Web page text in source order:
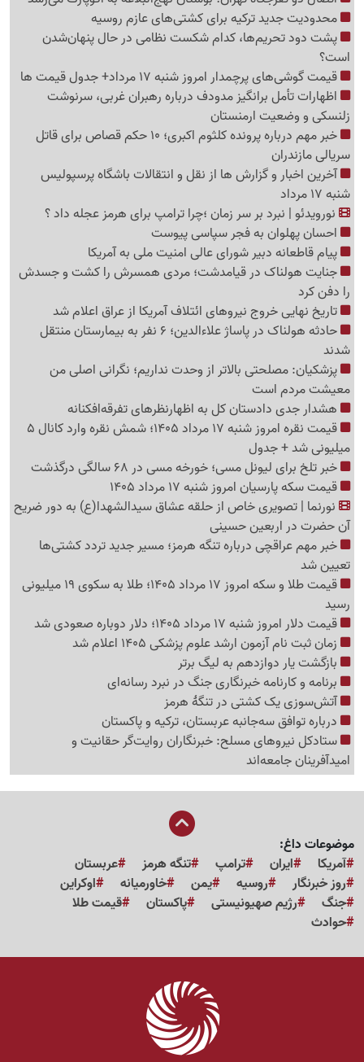
محدودیت جدید ترکیه برای کشتی‌های عازم روسیه
پشت دود تحریم‌ها، کدام شکست نظامی در حال پنهان‌شدن
است؟
قیمت گوشی‌های پرچمدار امروز شنبه 17 مرداد+ جدول قیمت ها
اظهارات تأمل برانگیز مدودف درباره رهبران غربی، سرنوشت
زلنسکی و وضعیت ارمنستان
خبر مهم درباره پرونده کلثوم اکبری؛ 10 حکم قصاص برای قاتل
سریالی مازندران
آخرین اخبار و گزارش ها از نقل و انتقالات باشگاه پرسپولیس
شنبه 17 مرداد
نورویدئو | نبرد بر سر زمان ؛چرا ترامپ برای هرمز عجله داد ؟
احسان پهلوان به فجر سپاسی پیوست
پیام قاطعانه دبیر شورای عالی امنیت ملی به آمریکا
جنایت هولناک در قیامدشت؛ مردی همسرش را کشت و جسدش
را دفن کرد
تاریخ نهایی خروج نیروهای ائتلاف آمریکا از عراق اعلام شد
حادثه هولناک در پاساژ علاءالدین؛ 6 نفر به بیمارستان منتقل
شدند
پزشکیان: مصلحتی بالاتر از وحدت نداریم؛ نگرانی اصلی من
معیشت مردم است
هشدار جدی دادستان کل به اظهارنظرهای تفرقه‌افکنانه
قیمت نقره امروز شنبه 17 مرداد 1405؛ شمش نقره وارد کانال 5
میلیونی شد + جدول
خبر تلخ برای لیونل مسی؛ خورخه مسی در 68 سالگی درگذشت
قیمت سکه پارسیان امروز شنبه 17 مرداد 1405
نورنما | تصویری خاص از حلقه عشاق سیدالشهدا(ع) به دور ضریح
آن حضرت در اربعین حسینی
خبر مهم عراقچی درباره تنگه هرمز؛ مسیر جدید تردد کشتی‌ها
تعیین شد
قیمت طلا و سکه امروز 17 مرداد 1405؛ طلا به سکوی 19 میلیونی
رسید
قیمت دلار امروز شنبه 17 مرداد 1405؛ دلار دوباره صعودی شد
زمان ثبت نام آزمون ارشد علوم پزشکی 1405 اعلام شد
بازگشت یار دوازدهم به لیگ برتر
برنامه و کارنامه خبرنگاری جنگ در نبرد رسانه‌ای
آتش‌سوزی یک کشتی در تنگهٔ هرمز
درباره توافق سه‌جانبه عربستان، ترکیه و پاکستان
ستادکل نیروهای مسلح: خبرنگاران روایت‌گر حقانیت و
امیدآفرینان جامعه‌اند
موضوعات داغ:
آمریکا
ایران ترامپ تنگه هرمز
عربستان
روز خبرنگار
روسیه یمن خاورمیانه
اوکراین
جنگ
رژیم صهیونیستی پاکستان
قیمت طلا
حوادث